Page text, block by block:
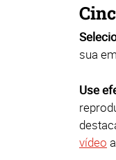
sua
Use
vídeo